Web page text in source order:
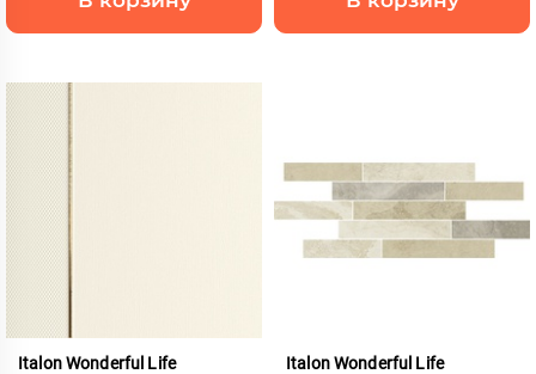
Italon Wonderful Life
Italon Wonderful Life